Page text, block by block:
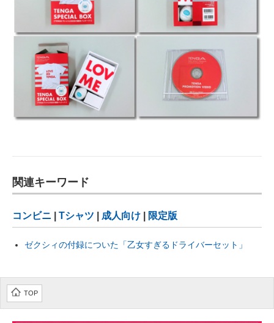
企業向けIT製品の総合サイト
IT製品の技術・比較・事例
製造業のIT導入・活用を支援
モノづくり技術者専門サイト
エレクトロニクス専門サイト
建設×テクノロジーの最前線
ちょっと気になるネットの話題
関連キーワード
コンビニ Tシャツ 成人向け 限定版
ゼクシィの付録についた「乙女すぎるドライバーセット」
TOP